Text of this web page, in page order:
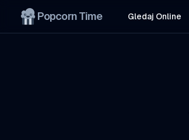
Popcorn Time Gledaj Online